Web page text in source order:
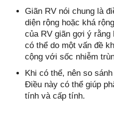
Giãn RV nói chung là
diện rộng hoặc khá
của RV giãn gợi ý rằng
có thể do một vấn đề
cộng với sốc nhiễm
Khi có thể, nên so
Điều này có thể giúp
tính và cấp tính.